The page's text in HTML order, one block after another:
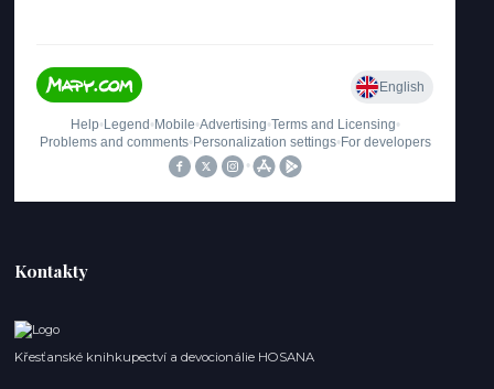
Kontakty
Křesťanské knihkupectví a devocionálie HOSANA